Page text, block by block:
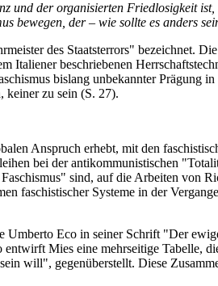
und der organisierten Friedlosigkeit
bewegen, der – wie sollte es anders
des Staatsterrors" bezeichnet.
Italiener beschriebenen
bislang unbekannter Prägung
keiner zu sein (S. 27).
Anspruch erhebt, mit den
bei der antikommunistischen
sind, auf die Arbeiten von
faschistischer Systeme in der
Eco in seiner Schrift "Der
Mies eine mehrseitige Tabelle,
will", gegenüberstellt. Diese